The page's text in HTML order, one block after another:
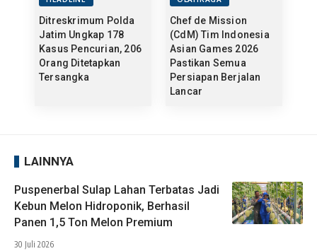
Ditreskrimum Polda
Jatim Ungkap 178
Kasus Pencurian, 206
Orang Ditetapkan
Tersangka
Chef de Mission
(CdM) Tim Indonesia
Asian Games 2026
Pastikan Semua
Persiapan Berjalan
Lancar
LAINNYA
Puspenerbal Sulap Lahan Terbatas Jadi
Kebun Melon Hidroponik, Berhasil
Panen 1,5 Ton Melon Premium
30 Juli 2026